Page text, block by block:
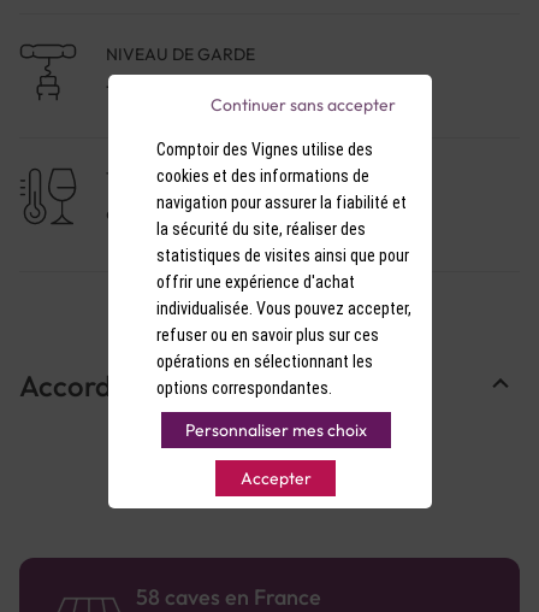
NIVEAU DE GARDE
1 à 3 ans
TEMPÉRATURE DE SERVICE
9-10°C
Accords Mets & Vins
58 caves en France
Comptoir des Vignes utilise des
cookies et des informations de
navigation pour assurer la fiabilité et
la sécurité du site, réaliser des
statistiques de visites ainsi que pour
offrir une expérience d'achat
individualisée. Vous pouvez accepter,
refuser ou en savoir plus sur ces
opérations en sélectionnant les
options correspondantes.
Personnaliser mes choix
Accepter
Continuer sans accepter